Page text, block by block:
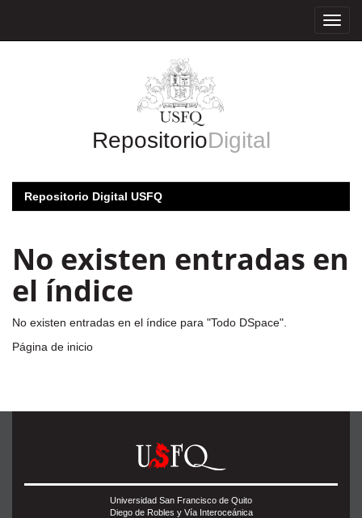
RepositorioDigital
Repositorio Digital USFQ
No existen entradas en
el índice
No existen entradas en el índice para "Todo DSpace".
Página de inicio
Universidad San Francisco de Quito
Diego de Robles y Vía Interoceánica